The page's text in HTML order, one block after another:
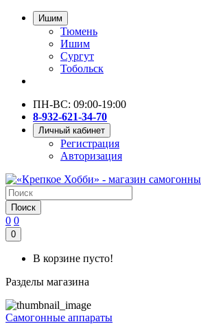
Ишим
Тюмень
Ишим
Сургут
Тобольск
ПН-ВС: 09:00-19:00
8-932-621-34-70
Личный кабинет
Регистрация
Авторизация
Поиск
0 0
0
В корзине пусто!
Разделы магазина
Самогонные аппараты